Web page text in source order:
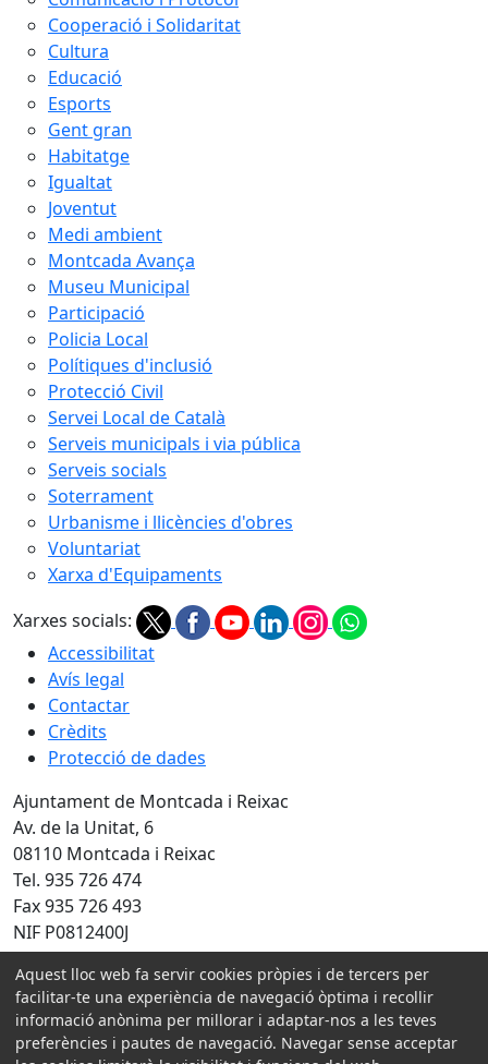
Cooperació i Solidaritat
Cultura
Educació
Esports
Gent gran
Habitatge
Igualtat
Joventut
Medi ambient
Montcada Avança
Museu Municipal
Participació
Policia Local
Polítiques d'inclusió
Protecció Civil
Servei Local de Català
Serveis municipals i via pública
Serveis socials
Soterrament
Urbanisme i llicències d'obres
Voluntariat
Xarxa d'Equipaments
Xarxes socials:
Accessibilitat
Avís legal
Contactar
Crèdits
Protecció de dades
Ajuntament de Montcada i Reixac
Av. de la Unitat, 6
08110 Montcada i Reixac
Tel. 935 726 474
Fax 935 726 493
NIF P0812400J
Amb la col·laboració de:
Aquest lloc web fa servir cookies pròpies i de tercers per
facilitar-te una experiència de navegació òptima i recollir
informació anònima per millorar i adaptar-nos a les teves
preferències i pautes de navegació. Navegar sense acceptar